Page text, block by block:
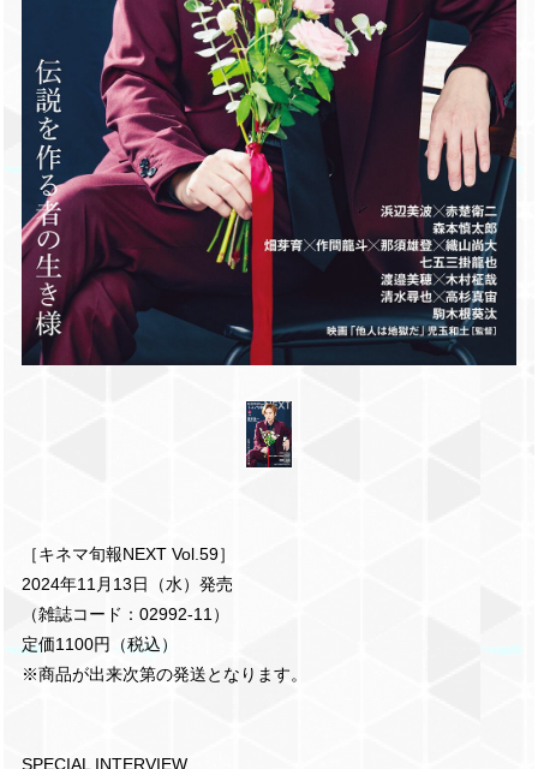
［キネマ旬報NEXT Vol.59］
2024年11月13日（水）発売
（雑誌コード：02992-11）
定価1100円（税込）
※商品が出来次第の発送となります。
SPECIAL INTERVIEW